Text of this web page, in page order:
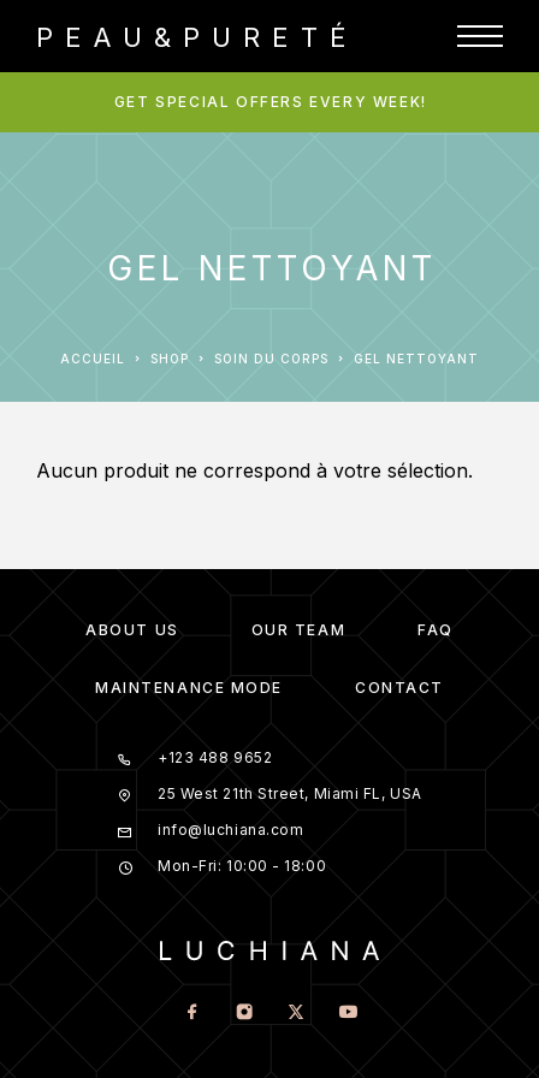
PEAU&PURETÉ
GET SPECIAL OFFERS EVERY WEEK!
GEL NETTOYANT
ACCUEIL SHOP SOIN DU CORPS GEL NETTOYANT
Aucun produit ne correspond à votre sélection.
ABOUT US OUR TEAM FAQ
MAINTENANCE MODE CONTACT
+123 488 9652
25 West 21th Street, Miami FL, USA
info@luchiana.com
Mon-Fri: 10:00 - 18:00